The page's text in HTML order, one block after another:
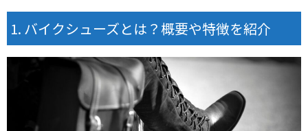
バイクシューズとは？概要や特徴を紹介